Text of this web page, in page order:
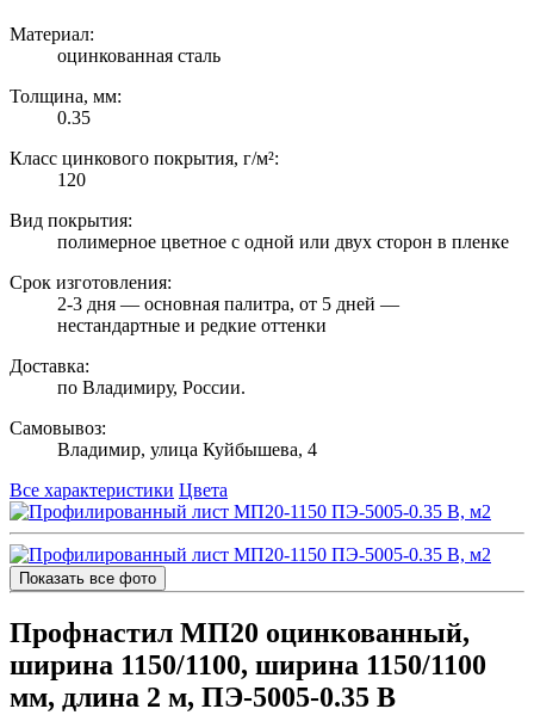
Материал:
оцинкованная сталь
Толщина, мм:
0.35
Класс цинкового покрытия, г/м²:
120
Вид покрытия:
полимерное цветное с одной или двух сторон в пленке
Срок изготовления:
2-3 дня — основная палитра, от 5 дней —
нестандартные и редкие оттенки
Доставка:
по Владимиру, России.
Самовывоз:
Владимир, улица Куйбышева, 4
Все характеристики Цвета
Показать все фото
Профнастил МП20 оцинкованный,
ширина 1150/1100, ширина 1150/1100
мм, длина 2 м, ПЭ-5005-0.35 B